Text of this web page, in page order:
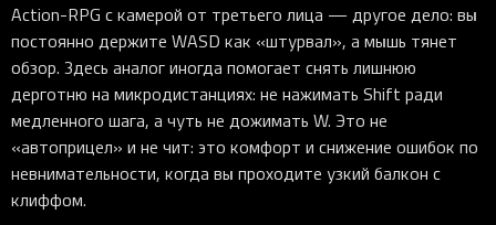
Action-RPG с камерой от третьего лица — другое дело: вы
постоянно держите WASD как «штурвал», а мышь тянет
обзор. Здесь аналог иногда помогает снять лишнюю
дерготню на микродистанциях: не нажимать Shift ради
медленного шага, а чуть не дожимать W. Это не
«автоприцел» и не чит: это комфорт и снижение ошибок по
невнимательности, когда вы проходите узкий балкон с
клиффом.